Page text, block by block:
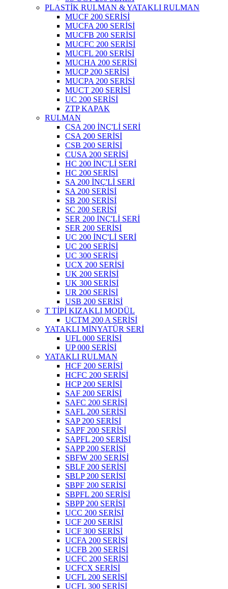
PLASTİK RULMAN & YATAKLI RULMAN
MUCF 200 SERİSİ
MUCFA 200 SERİSİ
MUCFB 200 SERİSİ
MUCFC 200 SERİSİ
MUCFL 200 SERİSİ
MUCHA 200 SERİSİ
MUCP 200 SERİSİ
MUCPA 200 SERİSİ
MUCT 200 SERİSİ
UC 200 SERİSİ
ZTP KAPAK
RULMAN
CSA 200 İNÇ'Lİ SERİ
CSA 200 SERİSİ
CSB 200 SERİSİ
CUSA 200 SERİSİ
HC 200 İNÇ'Lİ SERİ
HC 200 SERİSİ
SA 200 İNÇ'Lİ SERİ
SA 200 SERİSİ
SB 200 SERİSİ
SC 200 SERİSİ
SER 200 İNÇ'Lİ SERİ
SER 200 SERİSİ
UC 200 İNÇ'Lİ SERİ
UC 200 SERİSİ
UC 300 SERİSİ
UCX 200 SERİSİ
UK 200 SERİSİ
UK 300 SERİSİ
UR 200 SERİSİ
USB 200 SERİSİ
T TİPİ KIZAKLI MODÜL
UCTM 200 A SERİSİ
YATAKLI MİNYATÜR SERİ
UFL 000 SERİSİ
UP 000 SERİSİ
YATAKLI RULMAN
HCF 200 SERİSİ
HCFC 200 SERİSİ
HCP 200 SERİSİ
SAF 200 SERİSİ
SAFC 200 SERİSİ
SAFL 200 SERİSİ
SAP 200 SERİSİ
SAPF 200 SERİSİ
SAPFL 200 SERİSİ
SAPP 200 SERİSİ
SBFW 200 SERİSİ
SBLF 200 SERİSİ
SBLP 200 SERİSİ
SBPF 200 SERİSİ
SBPFL 200 SERİSİ
SBPP 200 SERİSİ
UCC 200 SERİSİ
UCF 200 SERİSİ
UCF 300 SERİSİ
UCFA 200 SERİSİ
UCFB 200 SERİSİ
UCFC 200 SERİSİ
UCFCX SERİSİ
UCFL 200 SERİSİ
UCFL 300 SERİSİ